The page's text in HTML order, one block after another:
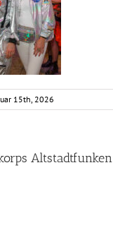
15th, 2026
Altstadtfunken